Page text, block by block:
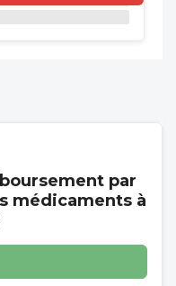
par
médicaments à